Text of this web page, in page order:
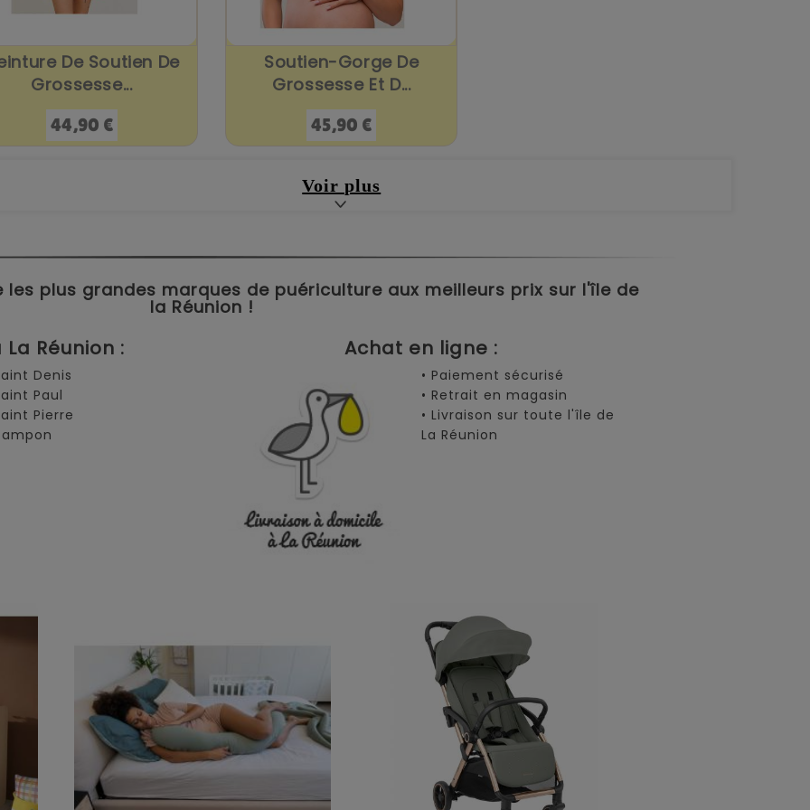
De Soutien De
Grossesse...
Prix
44,90 €
Soutien-Gorge De
Grossesse Et D...
Prix
45,90 €
Voir plus
les plus grandes marques de puériculture aux meilleurs prix sur l'île de
la Réunion !
Réunion : Achat en ligne :
Denis
Paul
Pierre
• Paiement sécurisé
• Retrait en magasin
• Livraison sur toute l'île de
La Réunion